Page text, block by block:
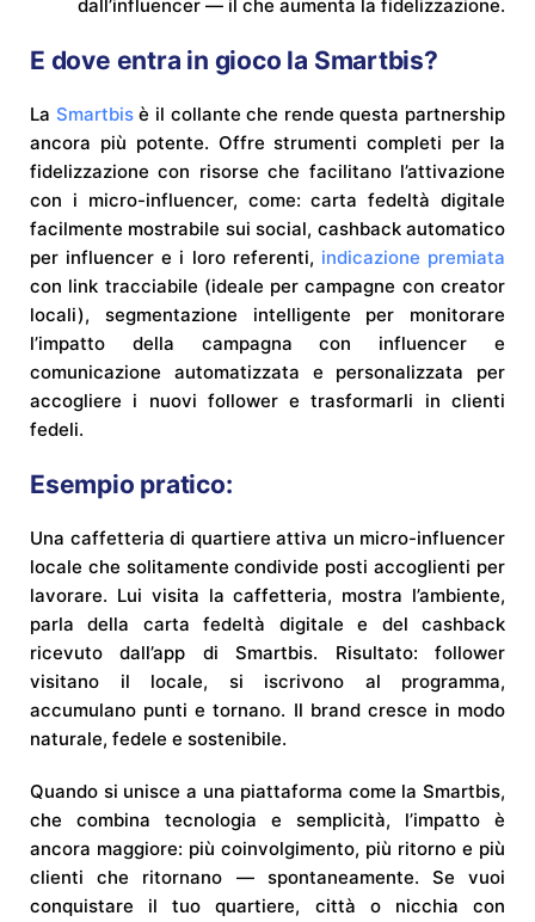
dall’influencer — il che aumenta la fidelizzazione.
E dove entra in gioco la Smartbis?
La Smartbisè il collante che rende questa partnership
ancora più potente. Offre strumenti completi per la
fidelizzazione con risorse che facilitano l’attivazione
con i micro-influencer, come: carta fedeltà digitale
facilmente mostrabile sui social, cashback automatico
per influencer e i loro referenti, indicazione premiata
con link tracciabile (ideale per campagne con creator
locali), segmentazione intelligente per monitorare
l’impatto della campagna con influencer e
comunicazione automatizzata e personalizzata per
accogliere i nuovi follower e trasformarli in clienti
fedeli.
Esempio pratico:
Una caffetteria di quartiere attiva un micro-influencer
locale che solitamente condivide posti accoglienti per
lavorare. Lui visita la caffetteria, mostra l’ambiente,
parla della carta fedeltà digitale e del cashback
ricevuto dall’app di Smartbis. Risultato: follower
visitano il locale, si iscrivono al programma,
accumulano punti e tornano. Il brand cresce in modo
naturale, fedele e sostenibile.
Quando si unisce a una piattaforma come la Smartbis,
che combina tecnologia e semplicità, l’impatto è
ancora maggiore: più coinvolgimento, più ritorno e più
clienti che ritornano — spontaneamente. Se vuoi
conquistare il tuo quartiere, città o nicchia con